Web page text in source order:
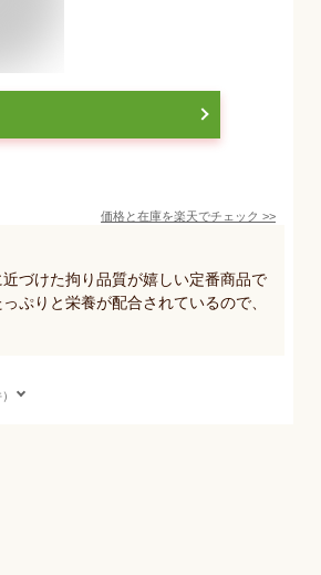
価格と在庫を楽天でチェック >>
づけた拘り品質が嬉しい定番商品で
ぷりと栄養が配合されているので、